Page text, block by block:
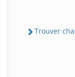
Trouver